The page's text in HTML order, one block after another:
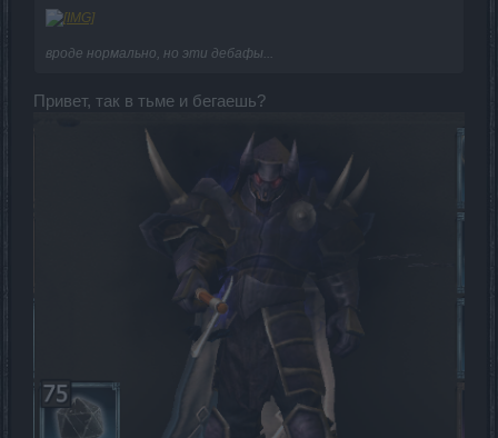
вроде нормально, но эти дебафы...
Привет, так в тьме и бегаешь?